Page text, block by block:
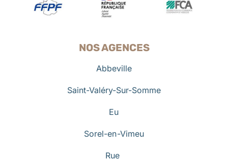
NOS AGENCES
Abbeville
Saint-Valéry-Sur-Somme
Eu
Sorel-en-Vimeu
Rue